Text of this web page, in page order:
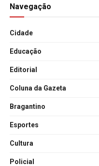
Navegação
Cidade
Educação
Editorial
Coluna da Gazeta
Bragantino
Esportes
Cultura
Policial